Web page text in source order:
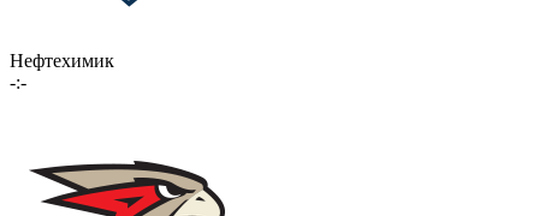
Нефтехимик
-:-